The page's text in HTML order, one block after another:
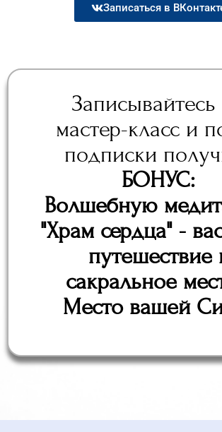
Записаться в
Записывайтесь
мастер-класс и
подписки
БОНУС:
Волшебную
"Храм сердца" -
путешествие
сакральное
Место вашей